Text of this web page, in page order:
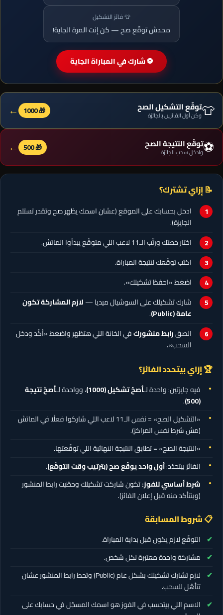
👕 فائز التشكيل
محدش توقّع صح — كن إنت المرة الجاية!
⚽ شارك في المباراة الجاية
👕توقّع التشكيل الصح
وكن أول الفائزين بالجائزة 🎁 1000
←
⚽توقّع النتيجة الصح
وادخل سحب الجائزة 🎁 500
←
📝 إزاي تشترك؟
ادخل بحسابك على الموقع (عشان اسمك يظهر صح وتقدر تستلم
الجايزة).
اختار خطتك ورتّب الـ11 لاعب اللي متوقّع يبدأوا الماتش.
اكتب توقّعك لنتيجة المباراة.
اضغط «احفظ تشكيلك».
شارك تشكيلك على السوشيال ميديا —لازم المشاركة تكون
عامة (Public)
.
الصقرابط منشوركفي الخانة اللي هتظهر واضغط «أكّد ودخل
السحب».
🏆 إزاي بيتحدد الفائز؟
فيه جايزتين: واحدة لـأصحّ تشكيل(1000) ، وواحدة لـأصحّ نتيجة
(500)
.
«التشكيل الصح» = نفس الـ11 لاعب اللي شاركوا فعلًا في الماتش
(مش شرط نفس المراكز).
«النتيجة الصح» = تطابق النتيجة النهائية اللي توقّعتها.
الفائز بيتحدّد:أول واحد يوقّع صح (بترتيب وقت التوقّع).
شرط أساسي للفوز:تكون شاركت تشكيلك وحطّيت رابط المنشور
(وبنتأكد منه قبل إعلان الفائز).
📋 شروط المسابقة
التوقّع لازم يكون قبل بداية المباراة.
مشاركة واحدة معتبرة لكل شخص.
لازم تشارك تشكيلك بشكل عام (Public) وتحط رابط المنشور عشان
تتأهّل للسحب.
الاسم اللي بيتحسب في الفوز هو اسمك المسجّل في حسابك على